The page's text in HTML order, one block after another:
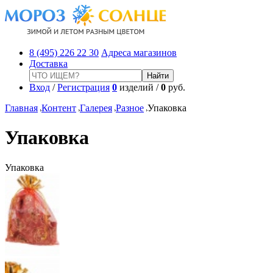
8 (495) 226 22 30 Адреса магазинов
Доставка
Вход /Регистрация 0 изделий /0 руб.
Главная Контент Галерея Разное Упаковка
Упаковка
Упаковка